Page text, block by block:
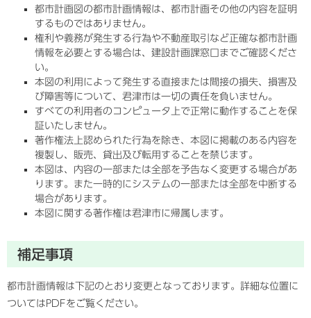
都市計画図の都市計画情報は、都市計画その他の内容を証明
するものではありません。
権利や義務が発生する行為や不動産取引など正確な都市計画
情報を必要とする場合は、建設計画課窓口までご確認くださ
い。
本図の利用によって発生する直接または間接の損失、損害及
び障害等について、君津市は一切の責任を負いません。
すべての利用者のコンピュータ上で正常に動作することを保
証いたしません。
著作権法上認められた行為を除き、本図に掲載のある内容を
複製し、販売、貸出及び転用することを禁じます。
本図は、内容の一部または全部を予告なく変更する場合があ
ります。また一時的にシステムの一部または全部を中断する
場合があります。
本図に関する著作権は君津市に帰属します。
補足事項
都市計画情報は下記のとおり変更となっております。詳細な位置に
ついてはPDFをご覧ください。